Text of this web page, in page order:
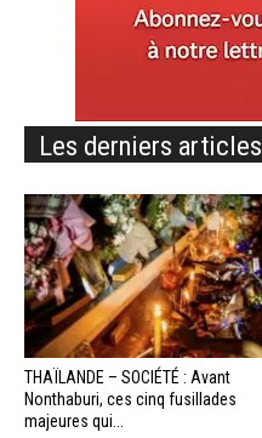
Les derniers articles
THAÏLANDE – SOCIÉTÉ : Avant
Nonthaburi, ces cinq fusillades
majeures qui...